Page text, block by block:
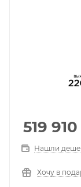
519 910
Нашли
Хочу в